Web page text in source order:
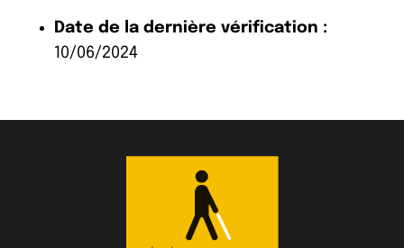
Date de la dernière vérification :
10/06/2024